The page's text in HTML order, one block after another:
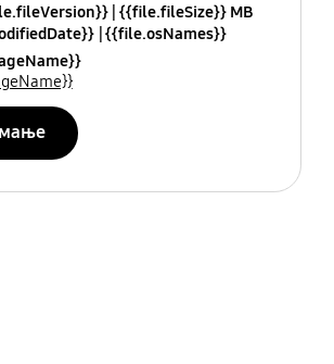
{{file.fileSize}} MB
{{file.osNames}}